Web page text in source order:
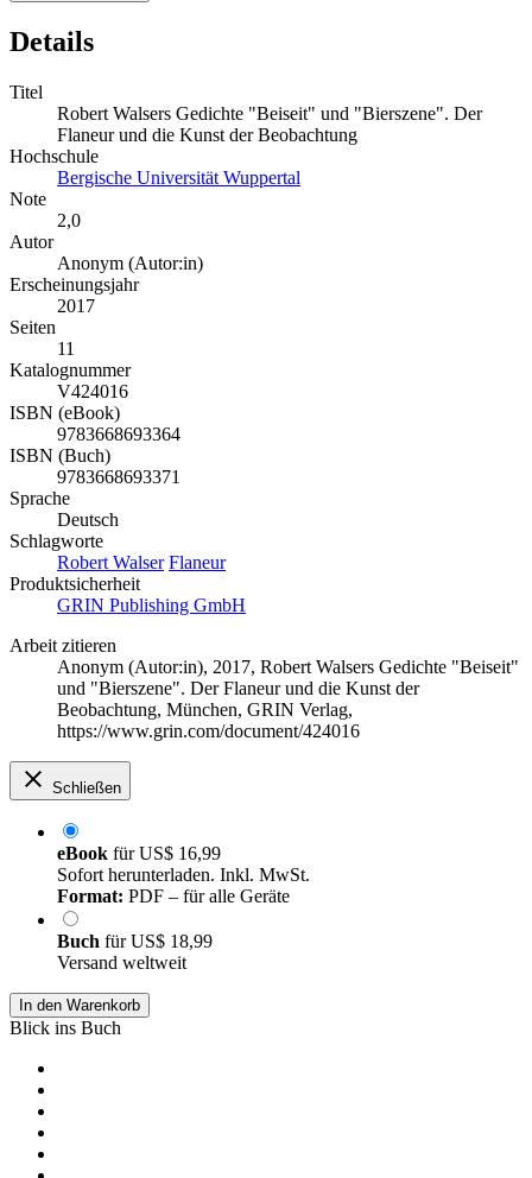
Details
Titel
Robert Walsers Gedichte "Beiseit" und "Bierszene". Der
Flaneur und die Kunst der Beobachtung
Hochschule
Bergische Universität Wuppertal
Note
2,0
Autor
Anonym (Autor:in)
Erscheinungsjahr
2017
Seiten
11
Katalognummer
V424016
ISBN (eBook)
9783668693364
ISBN (Buch)
9783668693371
Sprache
Deutsch
Schlagworte
Robert Walser Flaneur
Produktsicherheit
GRIN Publishing GmbH
Arbeit zitieren
Anonym (Autor:in), 2017, Robert Walsers Gedichte "Beiseit"
und "Bierszene". Der Flaneur und die Kunst der
Beobachtung, München, GRIN Verlag,
https://www.grin.com/document/424016
Schließen
eBook fürUS$ 16,99
Sofort herunterladen. Inkl. MwSt.
Format: PDF – für alle Geräte
Buch fürUS$ 18,99
Versand weltweit
In den Warenkorb
Blick ins Buch